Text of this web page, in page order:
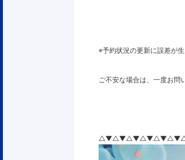
※予約状況の更新に誤差が
ご不安な場合は、一度お問